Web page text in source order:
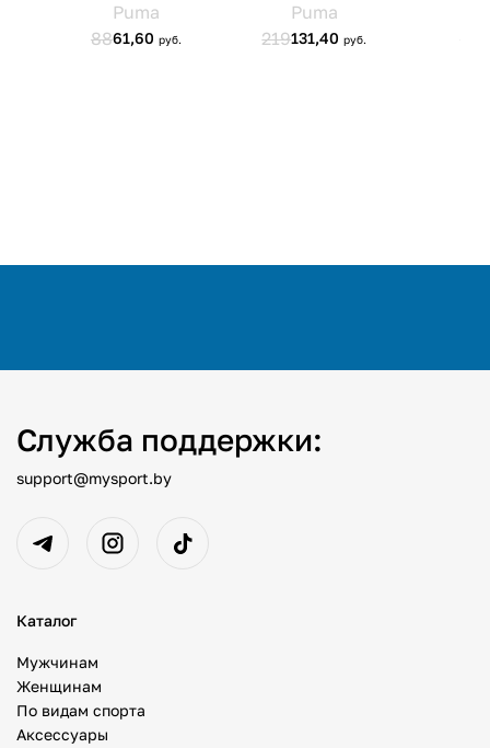
Служба поддержки:
support@mysport.by
Каталог
Мужчинам
Женщинам
По видам спорта
Аксессуары